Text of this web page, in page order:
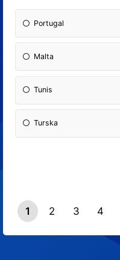
Portugal
Malta
Tunis
Turska
1 2 3
4